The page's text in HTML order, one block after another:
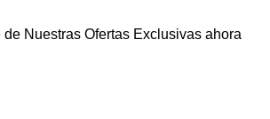
Nuestras Ofertas Exclusivas ahora